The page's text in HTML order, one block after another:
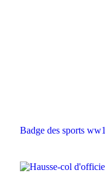
Badge des sports ww1